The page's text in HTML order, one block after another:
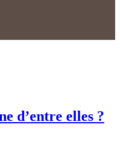
d’entre elles ?